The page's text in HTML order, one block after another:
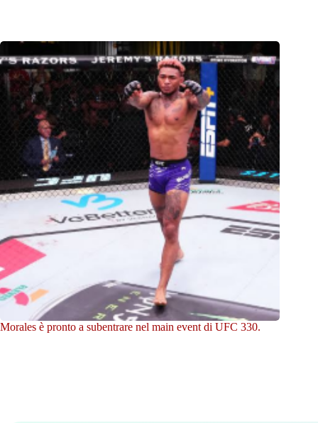
Morales è pronto a subentrare nel main event di UFC 330.